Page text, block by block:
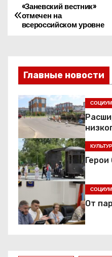
Н
а
г
а
ц
и
я
п
о
«Заневский вестник»
отмечен на
всероссийском уровне
Главные новости
СОЦИУМ
Герои
СОЦИУМ
От